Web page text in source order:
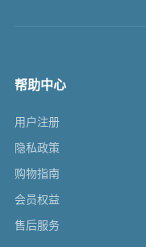
帮助中心
用户注册
隐私政策
购物指南
会员权益
售后服务